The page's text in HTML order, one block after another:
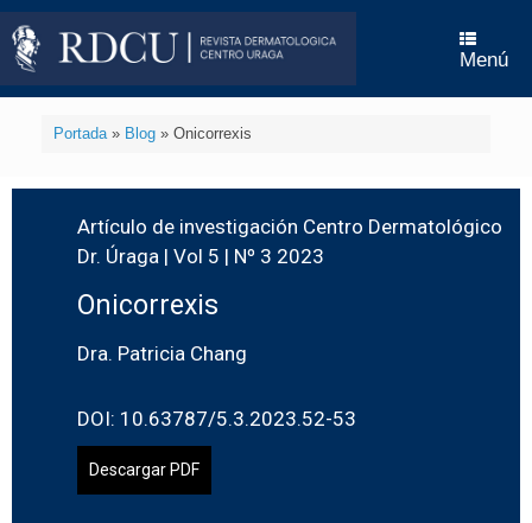
Menú
Portada» Blog» Onicorrexis
Artículo de investigación Centro Dermatológico
Dr. Úraga | Vol 5 | Nº 3 2023
Onicorrexis
Dra. Patricia Chang
DOI: 10.63787/5.3.2023.52-53
Descargar PDF